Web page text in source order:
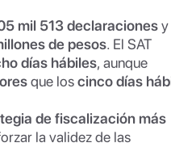
mil 513 declaracionesy
de pesos. El SAT
días hábiles, aunque
que loscinco días
de fiscalización más
la validez de las